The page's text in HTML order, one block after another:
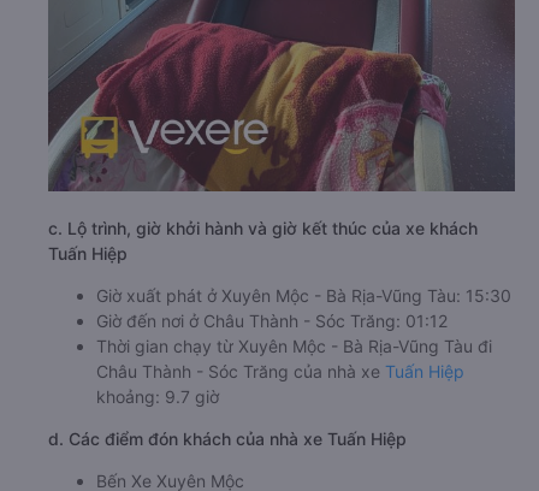
c. Lộ trình, giờ khởi hành và giờ kết thúc của xe khách
Tuấn Hiệp
Giờ xuất phát ở Xuyên Mộc - Bà Rịa-Vũng Tàu: 15:30
Giờ đến nơi ở Châu Thành - Sóc Trăng: 01:12
Thời gian chạy từ Xuyên Mộc - Bà Rịa-Vũng Tàu đi
Châu Thành - Sóc Trăng của nhà xe Tuấn Hiệp
khoảng: 9.7 giờ
d. Các điểm đón khách của nhà xe Tuấn Hiệp
Bến Xe Xuyên Mộc